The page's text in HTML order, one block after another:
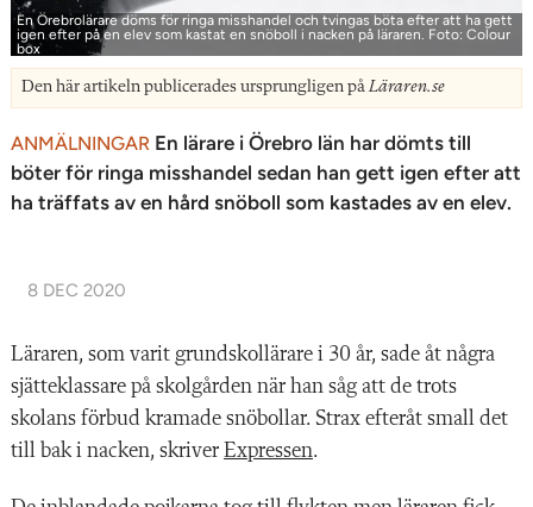
En Örebrolärare döms för ringa misshandel och tvingas böta efter att ha gett
igen efter på en elev som kastat en snöboll i nacken på läraren. Foto: Colour
box
Den här artikeln publicerades ursprungligen påLäraren.se
ANMÄLNINGAR En lärare i Örebro län har dömts till
böter för ringa misshandel sedan han gett igen efter att
ha träffats av en hård snöboll som kastades av en elev.
8 DEC 2020
Läraren, som varit grundskollärare i 30 år, sade åt några
sjätteklassare på skolgården när han såg att de trots
skolans förbud kramade snöbollar. Strax efteråt small det
till bak i nacken, skriver Expressen.